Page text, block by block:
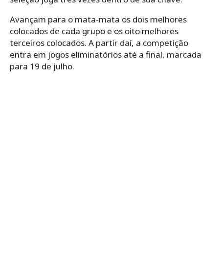
Avançam para o mata-mata os dois melhores
colocados de cada grupo e os oito melhores
terceiros colocados. A partir daí, a competição
entra em jogos eliminatórios até a final, marcada
para 19 de julho.